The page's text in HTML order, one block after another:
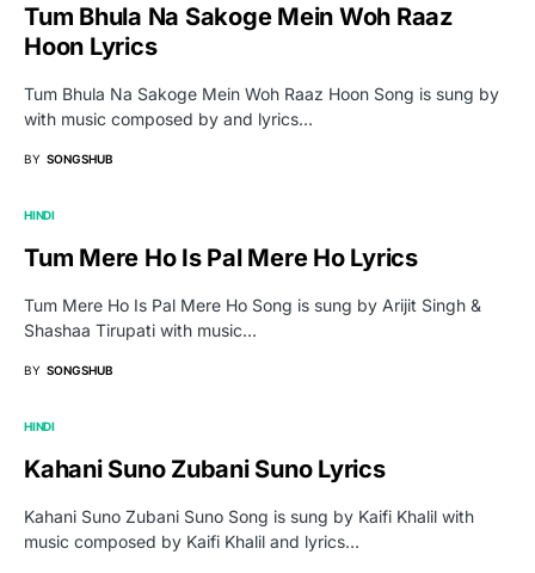
Tum Bhula Na Sakoge Mein Woh Raaz
Hoon Lyrics
Tum Bhula Na Sakoge Mein Woh Raaz Hoon Song is sung by
with music composed by and lyrics…
BY SONGSHUB
HINDI
Tum Mere Ho Is Pal Mere Ho Lyrics
Tum Mere Ho Is Pal Mere Ho Song is sung by Arijit Singh &
Shashaa Tirupati with music…
BY SONGSHUB
HINDI
Kahani Suno Zubani Suno Lyrics
Kahani Suno Zubani Suno Song is sung by Kaifi Khalil with
music composed by Kaifi Khalil and lyrics…